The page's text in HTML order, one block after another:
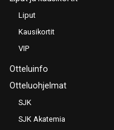
Liput
Kausikortit
VIP
Otteluinfo
Otteluohjelmat
SJK
SJK Akatemia